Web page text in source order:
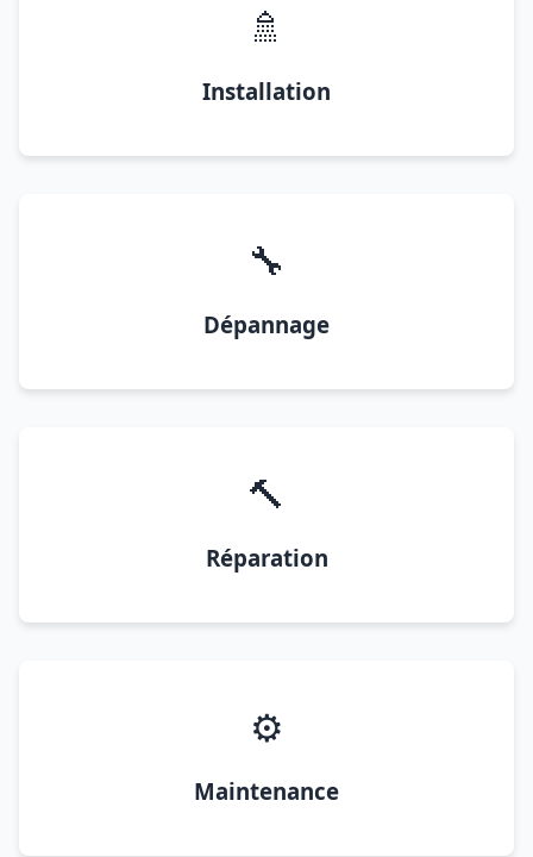
🚿
Installation
🔧
Dépannage
🔨
Réparation
⚙️
Maintenance